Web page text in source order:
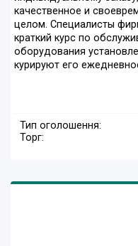
качественное и
целом. Специалисты
краткий курс по
оборудования
курируют его
Тип оголошення:
Торг: